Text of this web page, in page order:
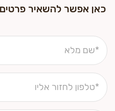
כאן אפשר להשאיר